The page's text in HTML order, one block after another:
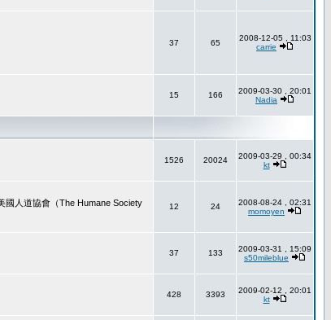
37 65
2008-12-05 , 11:03
carrie
15 166
2009-03-30 , 20:01
Nadia
1526 20024
2009-03-29 , 00:34
kt
國人道協會（The Humane Society
12 24
2008-08-24 , 02:31
momoyen
37 133
2009-03-31 , 15:09
s50mileblue
428 3393
2009-02-12 , 20:01
kt